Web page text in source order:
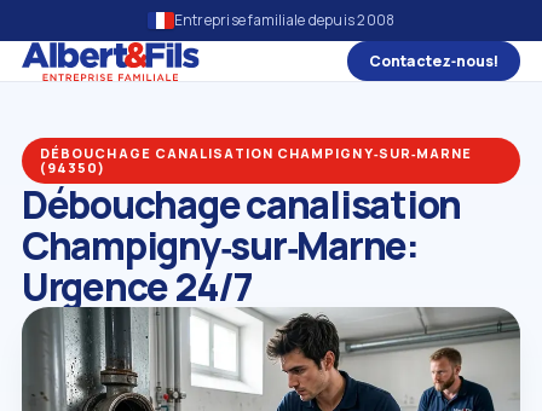
Entreprise familiale depuis 2008
Contactez‑nous!
DÉBOUCHAGE CANALISATION CHAMPIGNY‑SUR‑MARNE
(94350)
Débouchage canalisation
Champigny‑sur‑Marne:
Urgence 24/7